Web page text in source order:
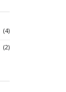
(4)
(2)